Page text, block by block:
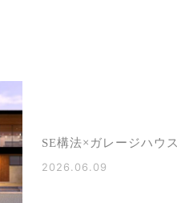
SE構法×ガレージハウス
2026.06.09